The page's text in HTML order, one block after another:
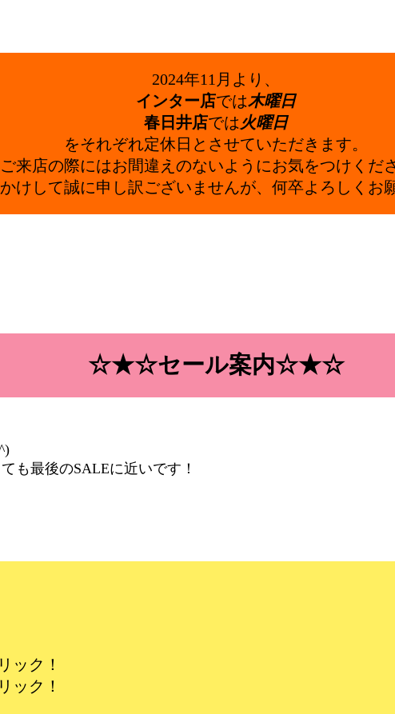
2024年11月より、
インター店では木曜日
春日井店では 火曜日
をそれぞれ定休日とさせていただきます。
ご来店の際にはお間違えのないようにお気をつけくだ
けして誠に申し訳ございませんが、何卒よろしくお
☆★☆セール案内☆★☆
も最後のSALEに近いです！
ック！
ック！